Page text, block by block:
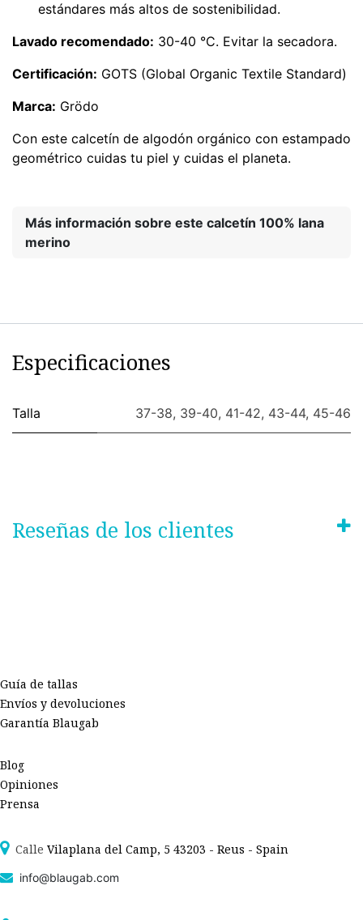
estándares más altos de sostenibilidad.
Lavado recomendado: 30-40 °C. Evitar la secadora.
Certificación: GOTS (Global Organic Textile Standard)
Marca: Grödo
Con este calcetín de algodón orgánico con estampado
geométrico cuidas tu piel y cuidas el planeta.
Más información sobre este calcetín 100% lana
merino
Especificaciones
Talla 37-38, 39-40, 41-42, 43-44, 45-46
Reseñas de los clientes
Guía de tallas
Envíos y devoluciones
Garantía Blaugab
Blog
Opiniones
Prensa
Calle Vilaplana del Camp, 5 43203 - Reus - Spain
info@blaugab.com